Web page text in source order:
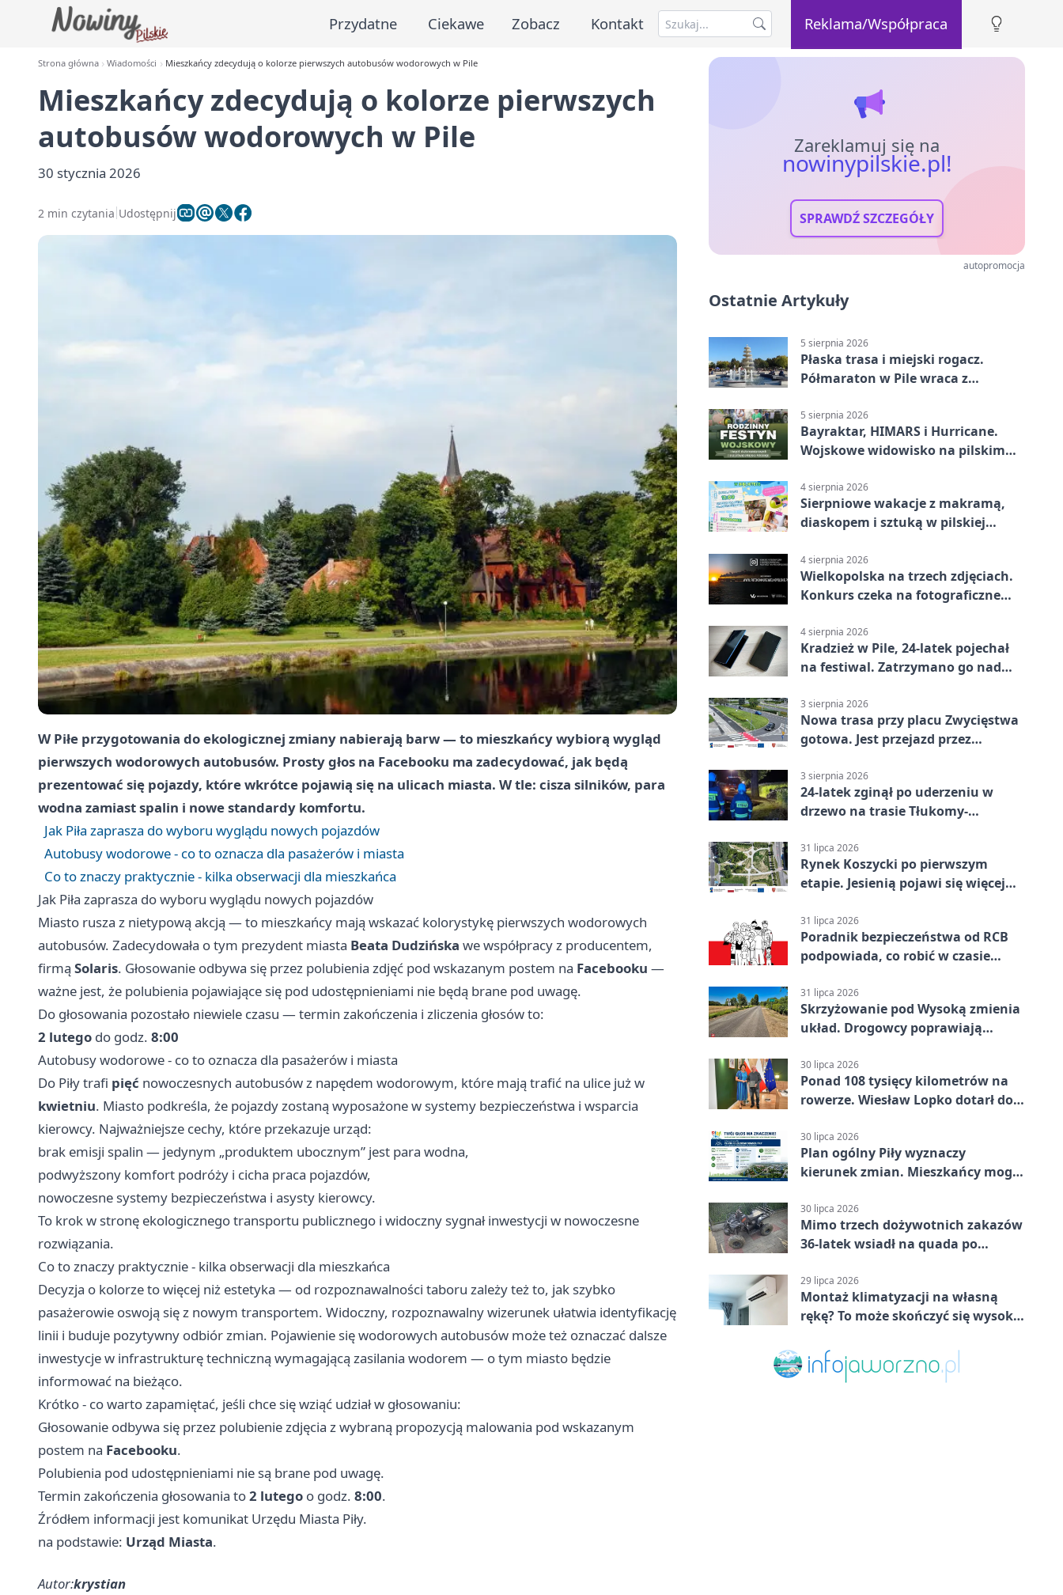
Przydatne Ciekawe Zobacz Kontakt Reklama/Współpraca
Strona główna Wiadomości Mieszkańcy zdecydują o kolorze pierwszych autobusów wodorowych w Pile
Mieszkańcy zdecydują o kolorze pierwszych
autobusów wodorowych w Pile
30 stycznia 2026
2 min czytania Udostępnij
W Piłe przygotowania do ekologicznej zmiany nabierają barw — to mieszkańcy wybiorą wygląd
pierwszych wodorowych autobusów. Prosty głos na Facebooku ma zadecydować, jak będą
prezentować się pojazdy, które wkrótce pojawią się na ulicach miasta. W tle: cisza silników, para
wodna zamiast spalin i nowe standardy komfortu.
Jak Piła zaprasza do wyboru wyglądu nowych pojazdów
Autobusy wodorowe - co to oznacza dla pasażerów i miasta
Co to znaczy praktycznie - kilka obserwacji dla mieszkańca
Jak Piła zaprasza do wyboru wyglądu nowych pojazdów
Miasto rusza z nietypową akcją — to mieszkańcy mają wskazać kolorystykę pierwszych wodorowych
autobusów. Zadecydowała o tym prezydent miasta Beata Dudzińska we współpracy z producentem,
firmą Solaris. Głosowanie odbywa się przez polubienia zdjęć pod wskazanym postem na Facebooku —
ważne jest, że polubienia pojawiające się pod udostępnieniami nie będą brane pod uwagę.
Do głosowania pozostało niewiele czasu — termin zakończenia i zliczenia głosów to:
2 lutego do godz. 8:00
Autobusy wodorowe - co to oznacza dla pasażerów i miasta
Do Piły trafi pięć nowoczesnych autobusów z napędem wodorowym, które mają trafić na ulice już w
kwietniu. Miasto podkreśla, że pojazdy zostaną wyposażone w systemy bezpieczeństwa i wsparcia
kierowcy. Najważniejsze cechy, które przekazuje urząd:
brak emisji spalin — jedynym „produktem ubocznym” jest para wodna,
podwyższony komfort podróży i cicha praca pojazdów,
nowoczesne systemy bezpieczeństwa i asysty kierowcy.
To krok w stronę ekologicznego transportu publicznego i widoczny sygnał inwestycji w nowoczesne
rozwiązania.
Co to znaczy praktycznie - kilka obserwacji dla mieszkańca
Decyzja o kolorze to więcej niż estetyka — od rozpoznawalności taboru zależy też to, jak szybko
pasażerowie oswoją się z nowym transportem. Widoczny, rozpoznawalny wizerunek ułatwia identyfikację
linii i buduje pozytywny odbiór zmian. Pojawienie się wodorowych autobusów może też oznaczać dalsze
inwestycje w infrastrukturę techniczną wymagającą zasilania wodorem — o tym miasto będzie
informować na bieżąco.
Krótko - co warto zapamiętać, jeśli chce się wziąć udział w głosowaniu:
Głosowanie odbywa się przez polubienie zdjęcia z wybraną propozycją malowania pod wskazanym
postem na Facebooku.
Polubienia pod udostępnieniami nie są brane pod uwagę.
Termin zakończenia głosowania to2 lutego o godz. 8:00.
Źródłem informacji jest komunikat Urzędu Miasta Piły.
na podstawie: Urząd Miasta.
Autor:krystian
Zareklamuj się na
nowinypilskie.pl!
SPRAWDŹ SZCZEGÓŁY
autopromocja
Ostatnie Artykuły
5 sierpnia 2026
Płaska trasa i miejski rogacz.
Półmaraton w Pile wraca z
5 sierpnia 2026
Bayraktar, HIMARS i Hurricane.
Wojskowe widowisko na pilskim
4 sierpnia 2026
Sierpniowe wakacje z makramą,
diaskopem i sztuką w pilskiej
4 sierpnia 2026
Wielkopolska na trzech zdjęciach.
Konkurs czeka na fotograficzne
4 sierpnia 2026
Kradzież w Pile, 24-latek pojechał
na festiwal. Zatrzymano go nad
3 sierpnia 2026
Nowa trasa przy placu Zwycięstwa
gotowa. Jest przejazd przez
3 sierpnia 2026
24-latek zginął po uderzeniu w
drzewo na trasie Tłukomy-
31 lipca 2026
Rynek Koszycki po pierwszym
etapie. Jesienią pojawi się więcej
31 lipca 2026
Poradnik bezpieczeństwa od RCB
podpowiada, co robić w czasie
31 lipca 2026
Skrzyżowanie pod Wysoką zmienia
układ. Drogowcy poprawiają
30 lipca 2026
Ponad 108 tysięcy kilometrów na
rowerze. Wiesław Lopko dotarł do
30 lipca 2026
Plan ogólny Piły wyznaczy
kierunek zmian. Mieszkańcy mogą
30 lipca 2026
Mimo trzech dożywotnich zakazów
36-latek wsiadł na quada po
29 lipca 2026
Montaż klimatyzacji na własną
rękę? To może skończyć się wysoką